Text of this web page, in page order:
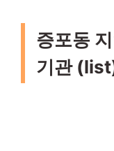
증포동
기관